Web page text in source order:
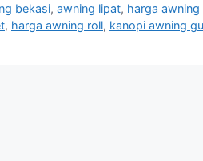
bekasi,awning lipat, harga awning
, harga awning roll, kanopi awning